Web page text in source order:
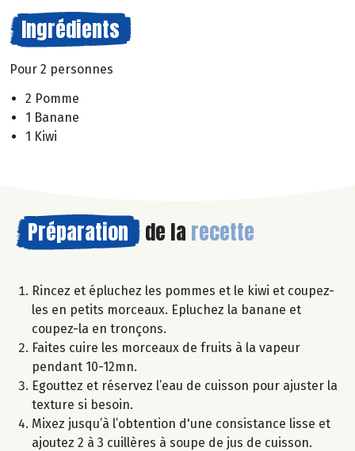
Ingrédients
Pour 2 personnes
2 Pomme
1 Banane
1 Kiwi
Préparation de la recette
Rincez et épluchez les pommes et le kiwi et coupez-
les en petits morceaux. Epluchez la banane et
coupez-la en tronçons.
Faites cuire les morceaux de fruits à la vapeur
pendant 10-12mn.
Egouttez et réservez l’eau de cuisson pour ajuster la
texture si besoin.
Mixez jusqu’à l’obtention d'une consistance lisse et
ajoutez 2 à 3 cuillères à soupe de jus de cuisson.